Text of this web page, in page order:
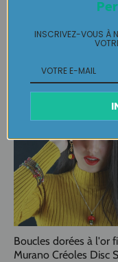
Boucles dorées à l'or fin
Murano Créoles Disc
Boucles dorées à l'or
Murano Créoles Disc
INSCRIVEZ-VOUS À